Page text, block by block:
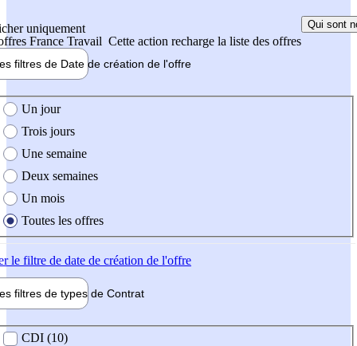
uniquement
France Travail Cette action recharge la liste des offres
Qui sont
filtres de Date de création de l'offre
création de l'offre
Un jour
Trois jours
Une semaine
Deux semaines
Un mois
Toutes les offres
le filtre de date de création de l'offre
filtres de types de Contrat
contrat
CDI (10)